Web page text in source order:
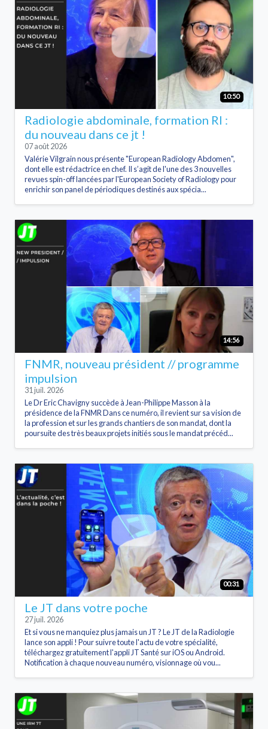
10:50
Radiologie abdominale, formation RI :
du nouveau dans ce jt !
07 août 2026
Valérie Vilgrain nous présente "European Radiology Abdomen",
dont elle est rédactrice en chef. Il s’agit de l'une des 3 nouvelles
revues spin-off lancées par l'European Society of Radiology pour
enrichir son panel de périodiques destinés aux spécia...
14:56
FNMR, nouveau président // programme
impulsion
31 juil. 2026
Le Dr Eric Chavigny succède à Jean-Philippe Masson à la
présidence de la FNMR Dans ce numéro, il revient sur sa vision de
la profession et sur les grands chantiers de son mandat, dont la
poursuite des très beaux projets initiés sous le mandat précéd...
00:31
Le JT dans votre poche
27 juil. 2026
Et si vous ne manquiez plus jamais un JT ? Le JT de la Radiologie
lance son appli ! Pour suivre toute l'actu de votre spécialité,
téléchargez gratuitement l'appli JT Santé sur iOS ou Android.
Notification à chaque nouveau numéro, visionnage où vou...